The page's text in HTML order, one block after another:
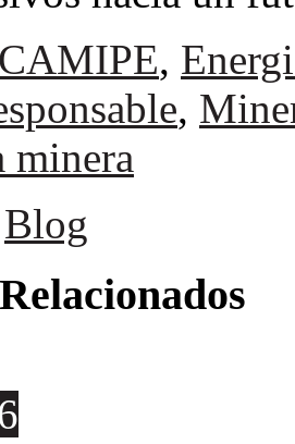
CAMIPE,
,
minera
Blog